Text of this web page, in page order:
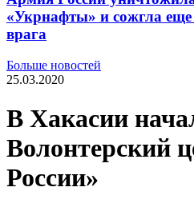
«Укрнафты» и сожгла
врага
Больше новостей
25.03.2020
В Хакасии
Волонтерский
России»